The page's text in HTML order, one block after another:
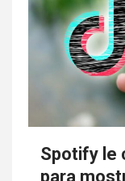
Spotify le
para